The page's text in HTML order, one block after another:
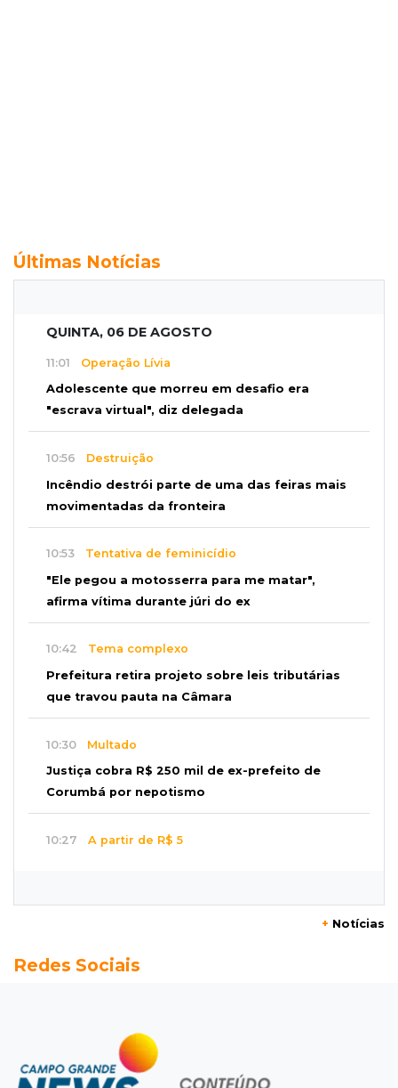
Últimas Notícias
QUINTA, 06 DE AGOSTO
11:01 Operação Lívia
Adolescente que morreu em desafio era
"escrava virtual", diz delegada
10:56 Destruição
Incêndio destrói parte de uma das feiras mais
movimentadas da fronteira
10:53 Tentativa de feminicídio
"Ele pegou a motosserra para me matar",
afirma vítima durante júri do ex
10:42 Tema complexo
Prefeitura retira projeto sobre leis tributárias
que travou pauta na Câmara
10:30 Multado
Justiça cobra R$ 250 mil de ex-prefeito de
Corumbá por nepotismo
10:27 A partir de R$ 5
Operação mira contratos de Três Lagoas e
Túmulos são quebrados e objetos
desaparecem do Cemitério Santo Antônio
+ Notícias
Redes Sociais